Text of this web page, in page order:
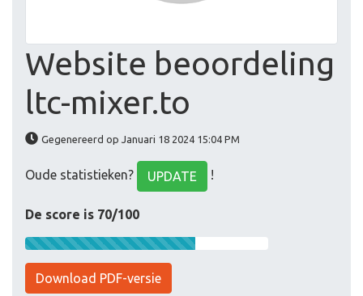
Website beoordeling
ltc-mixer.to
Gegenereerd op Januari 18 2024 15:04 PM
Oude statistieken? UPDATE !
De score is 70/100
Download PDF-versie